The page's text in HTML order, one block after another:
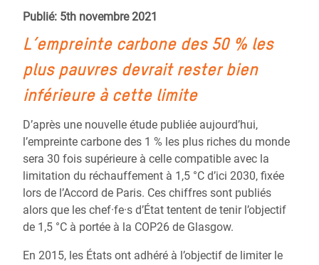
Publié: 5th novembre 2021
L’empreinte carbone des 50 % les
plus pauvres devrait rester bien
inférieure à cette limite
D’après une nouvelle étude publiée aujourd’hui,
l’empreinte carbone des 1 % les plus riches du monde
sera 30 fois supérieure à celle compatible avec la
limitation du réchauffement à 1,5 °C d’ici 2030, fixée
lors de l’Accord de Paris. Ces chiffres sont publiés
alors que les chef·fe·s d’État tentent de tenir l’objectif
de 1,5 °C à portée à la COP26 de Glasgow.
En 2015, les États ont adhéré à l’objectif de limiter le